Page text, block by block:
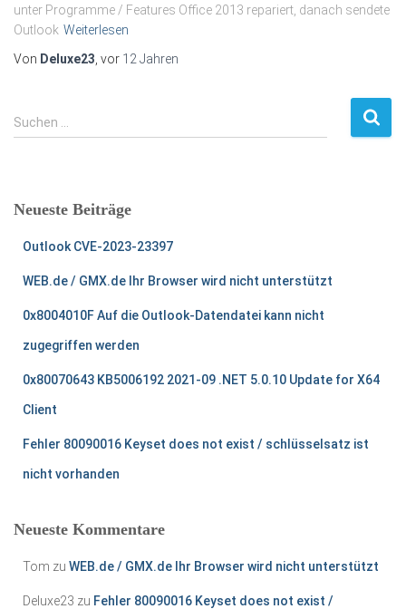
unter Programme / Features Office 2013 repariert, danach sendete
Outlook Weiterlesen
Von Deluxe23 , vor 12 Jahren
S
u
n
Suchen …
Neueste Beiträge
Outlook CVE-2023-23397
WEB.de / GMX.de Ihr Browser wird nicht unterstützt
0x8004010F Auf die Outlook-Datendatei kann nicht
zugegriffen werden
0x80070643 KB5006192 2021-09 .NET 5.0.10 Update for X64
Client
Fehler 80090016 Keyset does not exist / schlüsselsatz ist
nicht vorhanden
Neueste Kommentare
Tom zu WEB.de / GMX.de Ihr Browser wird nicht unterstützt
Deluxe23 zu Fehler 80090016 Keyset does not exist /